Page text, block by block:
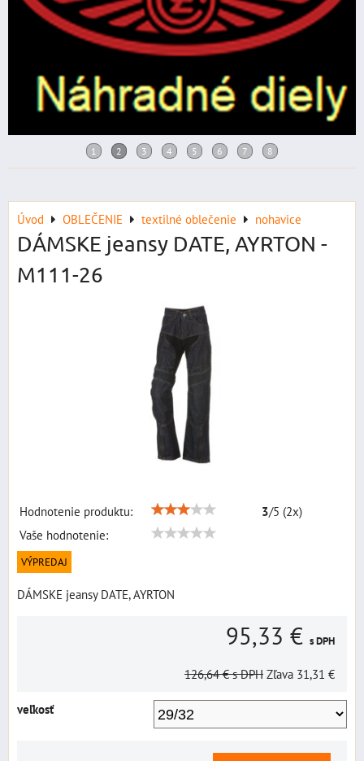
Úvod OBLEČENIE textilné oblečenie nohavice
DÁMSKE jeansy DATE, AYRTON -
M111-26
Hodnotenie produktu: 3/5 (2x)
Vaše hodnotenie:
VÝPREDAJ
DÁMSKE jeansy DATE, AYRTON
95,33 € s DPH
126,64 € s DPH Zľava 31,31 €
veľkosť